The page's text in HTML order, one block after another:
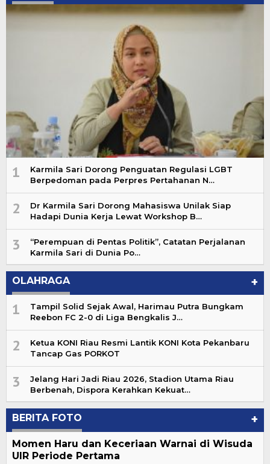
1
Karmila Sari Dorong Penguatan Regulasi LGBT
Berpedoman pada Perpres Pertahanan N…
2
Dr Karmila Sari Dorong Mahasiswa Unilak Siap
Hadapi Dunia Kerja Lewat Workshop B…
3
“Perempuan di Pentas Politik”, Catatan Perjalanan
Karmila Sari di Dunia Po…
OLAHRAGA +
1
Tampil Solid Sejak Awal, Harimau Putra Bungkam
Reebon FC 2-0 di Liga Bengkalis J…
2
Ketua KONI Riau Resmi Lantik KONI Kota Pekanbaru
Tancap Gas PORKOT
3
Jelang Hari Jadi Riau 2026, Stadion Utama Riau
Berbenah, Dispora Kerahkan Kekuat…
BERITA FOTO +
Momen Haru dan Keceriaan Warnai di Wisuda
UIR Periode Pertama